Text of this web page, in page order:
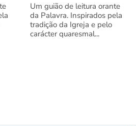
Um guião de leitura orante
da Palavra. Inspirados pela
tradição da Igreja e pelo
carácter quaresmal...